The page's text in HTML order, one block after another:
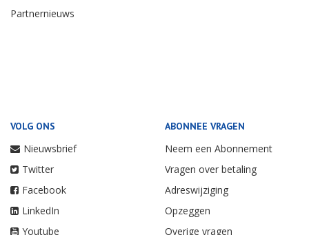
Partnernieuws
VOLG ONS
Nieuwsbrief
Twitter
Facebook
LinkedIn
Youtube
ABONNEE VRAGEN
Neem een Abonnement
Vragen over betaling
Adreswijziging
Opzeggen
Overige vragen